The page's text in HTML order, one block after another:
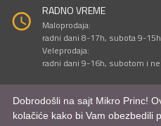
RADNO VREME
Maloprodaja:
radni dani 8-17h, subota 9-
Veleprodaja:
radni dani 9-16h, subotom i
Sve cene su iskazane u
© Mikro Princ 1999 -
Dobrodošli na sajt Mikro Princ!
kolačiće kako bi Vam obezbedili